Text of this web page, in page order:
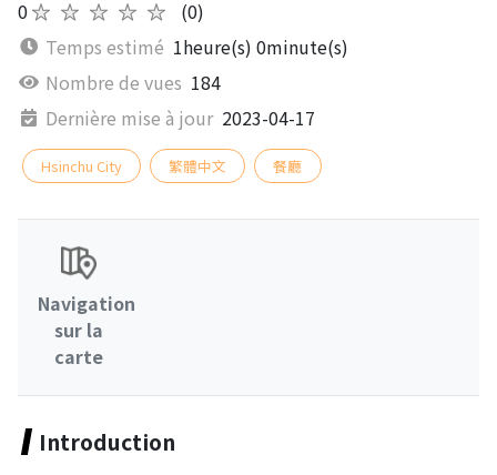
0★★★★★
(0)
Temps estimé 1heure(s) 0minute(s)
Nombre de vues 184
Dernière mise à jour 2023-04-17
Hsinchu City 繁體中文 餐廳
Navigation
sur la
carte
Introduction